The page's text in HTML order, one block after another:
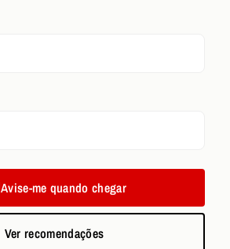
Avise-me quando chegar
Ver recomendações